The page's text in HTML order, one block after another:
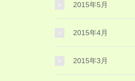
2015年5月
2015年4月
2015年3月